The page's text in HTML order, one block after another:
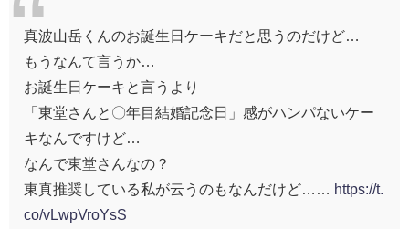
真波山岳くんのお誕生日ケーキだと思うのだけど…
もうなんて言うか…
お誕生日ケーキと言うより
「東堂さんと〇年目結婚記念日」感がハンパないケー
キなんですけど…
なんで東堂さんなの？
東真推奨している私が云うのもなんだけど……
https://t.
co/vLwpVroYsS